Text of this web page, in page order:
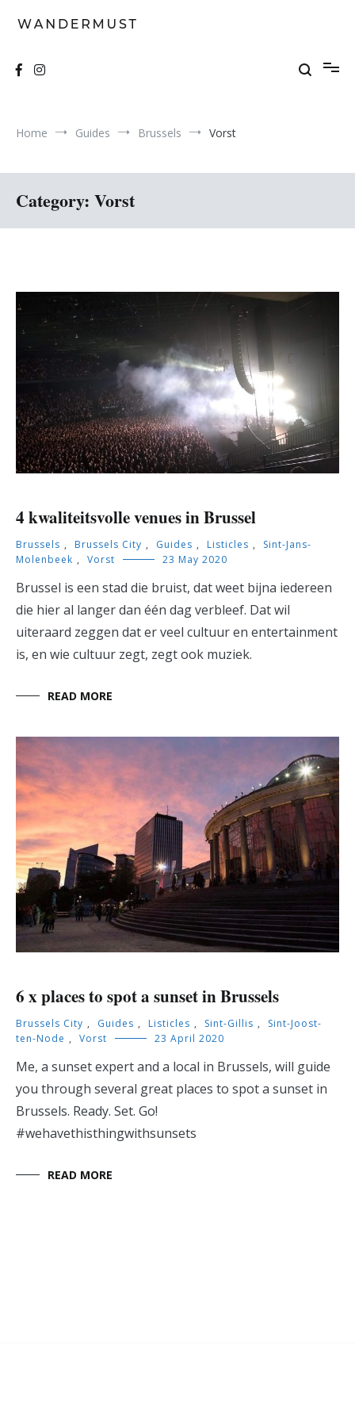
Home Guides Brussels Vorst
Category: Vorst
4 kwaliteitsvolle venues in Brussel
Brussels , Brussels City , Guides , Listicles ,
Sint-Jans-
Molenbeek , Vorst 23 May 2020
Brussel is een stad die bruist, dat weet bijna iedereen
die hier al langer dan één dag verbleef. Dat wil
uiteraard zeggen dat er veel cultuur en entertainment
is, en wie cultuur zegt, zegt ook muziek.
READ MORE
6 x places to spot a sunset in Brussels
Brussels City , Guides , Listicles , Sint-Gillis ,
Sint-Joost-
ten-Node , Vorst 23 April 2020
Me, a sunset expert and a local in Brussels, will guide
you through several great places to spot a sunset in
Brussels. Ready. Set. Go!
#wehavethisthingwithsunsets
READ MORE